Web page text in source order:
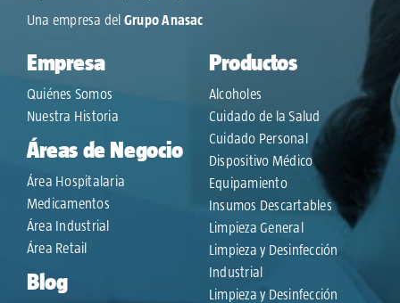
Una empresa del Grupo Anasac
Empresa
Quiénes Somos
Nuestra Historia
Áreas de Negocio
Área Hospitalaria
Medicamentos
Área Industrial
Área Retail
Blog
Productos
Alcoholes
Cuidado de la Salud
Cuidado Personal
Dispositivo Médico
Equipamiento
Insumos Descartables
Limpieza General
Limpieza y Desinfección
Industrial
Limpieza y Desinfección